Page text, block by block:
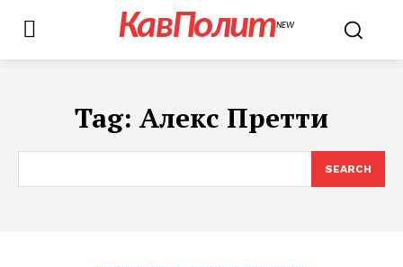
КавПолитNEW
Tag: Алекс Претти
SEARCH